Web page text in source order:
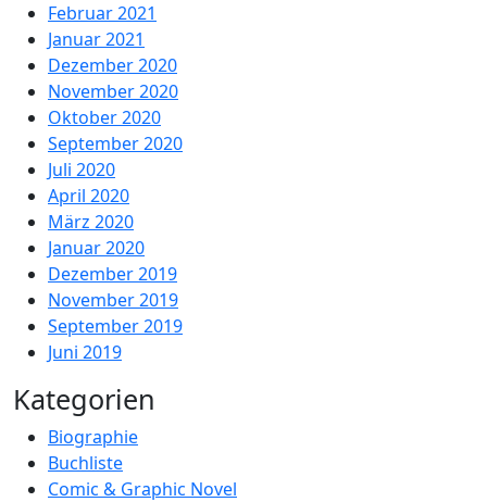
Februar 2021
Januar 2021
Dezember 2020
November 2020
Oktober 2020
September 2020
Juli 2020
April 2020
März 2020
Januar 2020
Dezember 2019
November 2019
September 2019
Juni 2019
Kategorien
Biographie
Buchliste
Comic & Graphic Novel